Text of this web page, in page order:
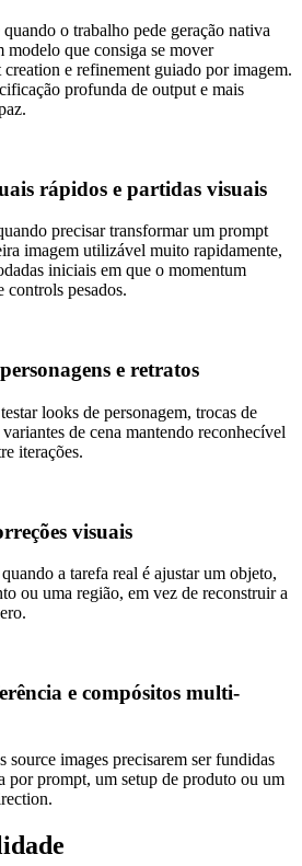
o trabalho pede geração nativa
modelo que consiga se mover
e refinement guiado por imagem.
profunda de output e mais
rápidos e partidas visuais
precisar transformar um prompt
imagem utilizável muito rapidamente,
iniciais em que o momentum
controls pesados.
e retratos
looks de personagem, trocas de
de cena mantendo reconhecível
iterações.
visuais
a tarefa real é ajustar um objeto,
ou uma região, em vez de reconstruir a
e compósitos multi-
source images precisarem ser fundidas
por prompt, um setup de produto ou um